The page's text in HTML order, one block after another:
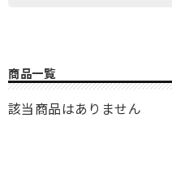
商品一覧
該当商品はありません